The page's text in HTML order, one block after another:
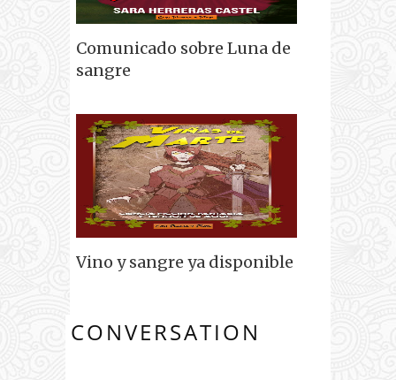
Comunicado sobre Luna de
sangre
Vino y sangre ya disponible
CONVERSATION